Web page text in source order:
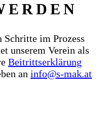
im Prozess
unserem Verein als
Beitrittserklärung
an info@s‑mak.at